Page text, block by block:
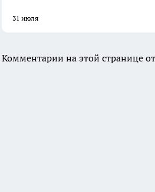
31 июля
Комментарии на этой странице